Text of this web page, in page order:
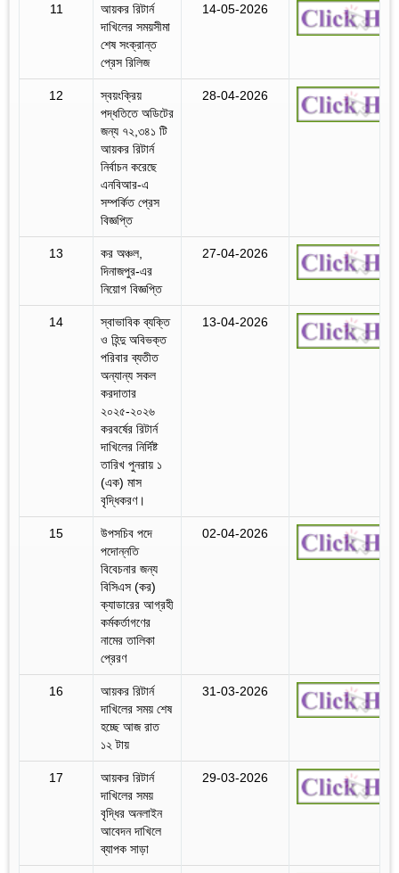
11
আয়কর রিটার্ন
দাখিলের সময়সীমা
শেষ সংক্রান্ত
প্রেস রিলিজ
14-05-2026
12
স্বয়ংক্রিয়
পদ্ধতিতে অডিটের
জন্য ৭২,৩৪১ টি
আয়কর রিটার্ন
নির্বাচন করেছে
এনবিআর-এ
সম্পর্কিত প্রেস
বিজ্ঞপ্তি
28-04-2026
13
কর অঞ্চল,
দিনাজপুর-এর
নিয়োগ বিজ্ঞপ্তি
27-04-2026
14
স্বাভাবিক ব্যক্তি
ও হিন্দু অবিভক্ত
পরিবার ব্যতীত
অন্যান্য সকল
করদাতার
২০২৫-২০২৬
করবর্ষের রিটার্ন
দাখিলের নির্দিষ্ট
তারিখ পুনরায় ১
(এক) মাস
বৃদ্ধিকরণ।
13-04-2026
15
উপসচিব পদে
পদোন্নতি
বিবেচনার জন্য
বিসিএস (কর)
ক্যাডারের আগ্রহী
কর্মকর্তাগণের
নামের তালিকা
প্রেরণ
02-04-2026
16
আয়কর রিটার্ন
দাখিলের সময় শেষ
হচ্ছে আজ রাত
১২ টায়
31-03-2026
17
আয়কর রিটার্ন
দাখিলের সময়
বৃদ্ধির অনলাইন
আবেদন দাখিলে
ব্যাপক সাড়া
29-03-2026